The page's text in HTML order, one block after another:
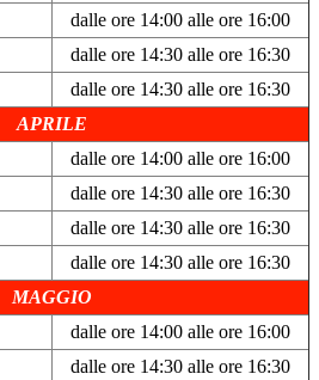
dalle ore 14:00 alle ore 16:00
dalle ore 14:30 alle ore 16:30
dalle ore 14:30 alle ore 16:30
APRILE
dalle ore 14:00 alle ore 16:00
dalle ore 14:30 alle ore 16:30
dalle ore 14:30 alle ore 16:30
dalle ore 14:30 alle ore 16:30
MAGGIO
dalle ore 14:00 alle ore 16:00
dalle ore 14:30 alle ore 16:30